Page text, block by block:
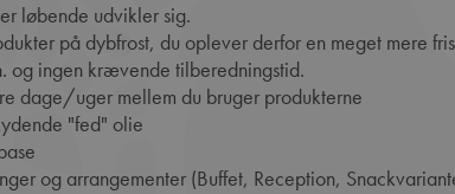
løbende udvikler sig.
på dybfrost, du oplever derfor en meget mere
ingen krævende tilberedningstid.
dage/uger mellem du bruger produkterne
"fed" olie
og arrangementer (Buffet, Reception,